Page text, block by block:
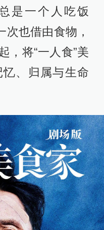
是一个人吃饭
次也借由食物，
，将“一人食”美
、归属与生命